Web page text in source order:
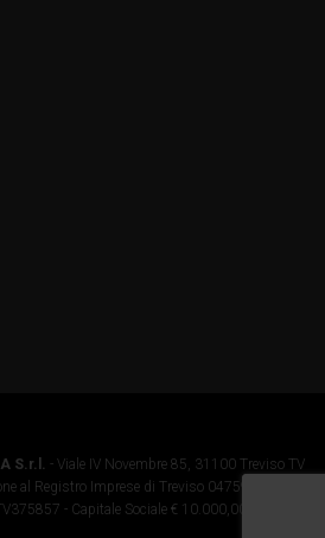
S.r.l. - Viale IV Novembre 85, 31100 Treviso TV
al Registro Imprese di Treviso 04759890264 -
- Capitale Sociale € 10.000,00 i.v.